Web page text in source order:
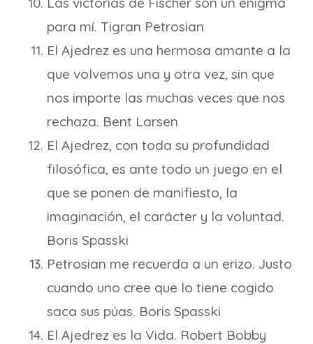
para mí. Tigran Petrosian
El Ajedrez es una hermosa amante a la
que volvemos una y otra vez, sin que
nos importe las muchas veces que nos
rechaza. Bent Larsen
El Ajedrez, con toda su profundidad
filosófica, es ante todo un juego en el
que se ponen de manifiesto, la
imaginación, el carácter y la voluntad.
Boris Spasski
Petrosian me recuerda a un erizo. Justo
cuando uno cree que lo tiene cogido
saca sus púas. Boris Spasski
El Ajedrez es la Vida. Robert Bobby